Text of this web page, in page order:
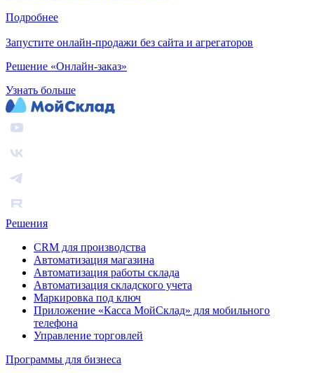
Подробнее
Запустите онлайн-продажи без сайта и агрегаторов
Решение «Онлайн-заказ»
Узнать больше
Решения
CRM для производства
Автоматизация магазина
Автоматизация работы склада
Автоматизация складского учета
Маркировка под ключ
Приложение «Касса МойСклад» для мобильного
телефона
Управление торговлей
Программы для бизнеса